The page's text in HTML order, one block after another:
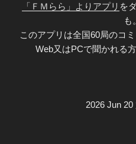
「ＦＭらら」よりアプリ を
も。
このアプリは全国60局のコ
Web又はPCで聞かれる
2026 Jun 20